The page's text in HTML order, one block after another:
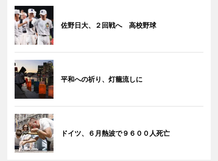
佐野日大、２回戦へ 高校野球
平和への祈り、灯籠流しに
ドイツ、６月熱波で９６００人死亡